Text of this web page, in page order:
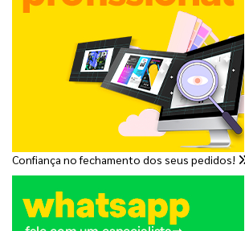
Confiança no fechamento dos seus pedidos!